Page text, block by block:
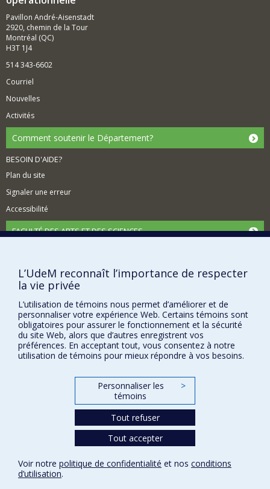
modéliser intelligemment la structure de la réalité
observée, en y découvrant et exploitant des régularités
statistiques complexes.
Pavillon André-Aisenstadt
2920, chemin de la Tour
Montréal (QC)
H3T 1J4
514 343-6602
Courriel
Nouvelles
Activités
Comment soutenir le Département?
BESOIN D'AIDE?
Plan du site
Signaler une erreur
Accessibilité
FACULTÉ DES ARTS ET DES SCIENCES
Nos centres d'études
Nos programmes et cours
Confidentialité
Conditions d’utilisation
Paramètres des témoins
L’UdeM reconnaît l’importance de respecter
la vie privée
L’utilisation de témoins nous permet d’améliorer et de
personnaliser votre expérience Web. Certains témoins sont
obligatoires pour assurer le fonctionnement et la sécurité
du site Web, alors que d’autres enregistrent vos
préférences. En acceptant tout, vous consentez à notre
utilisation de témoins pour mieux répondre à vos besoins.
Personnaliser les
témoins
>
Tout refuser
Tout accepter
Voir notre politique de confidentialité et nos conditions
d’utilisation.